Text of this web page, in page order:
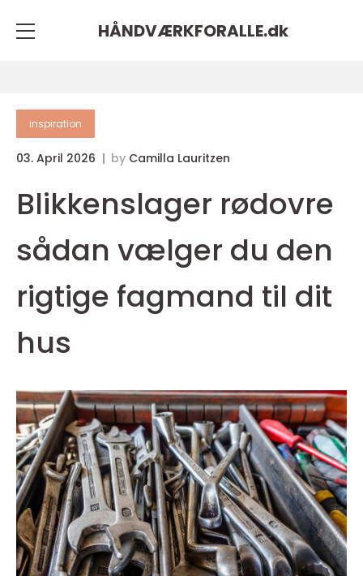
HÅNDVÆRKFORALLE.dk
inspiration
03. April 2026 by Camilla Lauritzen
Blikkenslager rødovre
sådan vælger du den
rigtige fagmand til dit
hus